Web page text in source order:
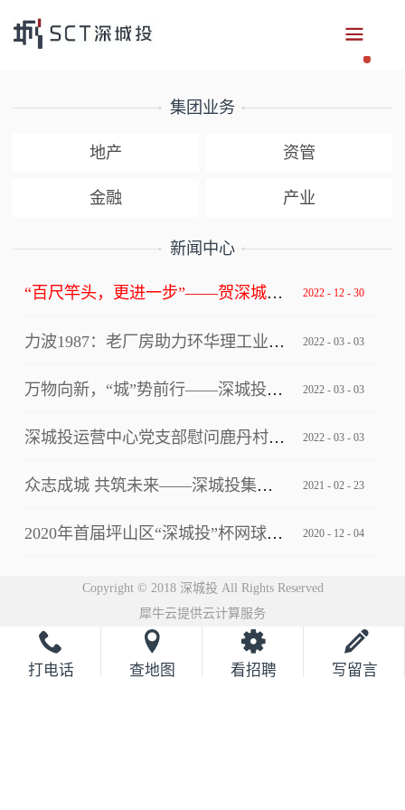
集团业务
地产 资管
金融 产业
新闻中心
“百尺竿头，更进一步”——贺深城投集团获评深圳市总部企业 2022 - 12 - 30
力波1987：老厂房助力环华理工业设计创新中心写入上海市级文件！ 2022 - 03 - 03
万物向新，“城”势前行——深城投集团“逐梦四十年”2022年年会 2022 - 03 - 03
深城投运营中心党支部慰问鹿丹村社区疫情防控一线工作人员 2022 - 03 - 03
众志成城 共筑未来——深城投集团2021云年会圆满落幕 2021 - 02 - 23
2020年首届坪山区“深城投”杯网球邀请赛完美落幕 2020 - 12 - 04
Copyright © 2018 深城投 All Rights Reserved
犀牛云提供云计算服务
打电话 查地图 看招聘 写留言